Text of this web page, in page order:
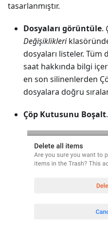
tasarlanmıştır.
Dosyaları görüntüle.
Değişiklikleri
dosyaları listeler.
saat hakkında bilgi
en son silinenlerden
dosyalara doğru
Çöp Kutusunu Boşalt.